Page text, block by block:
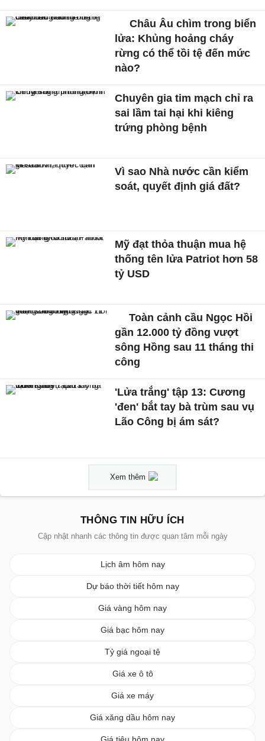
Châu Âu chìm trong biển
lửa: Khủng hoảng cháy
rừng có thể tồi tệ đến mức
nào?
Chuyên gia tim mạch chỉ ra
sai lầm tai hại khi kiêng
trứng phòng bệnh
Vì sao Nhà nước cần kiểm
soát, quyết định giá đất?
Mỹ đạt thỏa thuận mua hệ
thống tên lửa Patriot hơn 58
tỷ USD
Toàn cảnh cầu Ngọc Hồi
gần 12.000 tỷ đồng vượt
sông Hồng sau 11 tháng thi
công
'Lửa trắng' tập 13: Cương
'đen' bắt tay bà trùm sau vụ
Lão Công bị ám sát?
Xem thêm
THÔNG TIN HỮU ÍCH
Cập nhật nhanh các thông tin được quan tâm mỗi ngày
Lịch âm hôm nay
Dự báo thời tiết hôm nay
Giá vàng hôm nay
Giá bạc hôm nay
Tỷ giá ngoại tệ
Giá xe ô tô
Giá xe máy
Giá xăng dầu hôm nay